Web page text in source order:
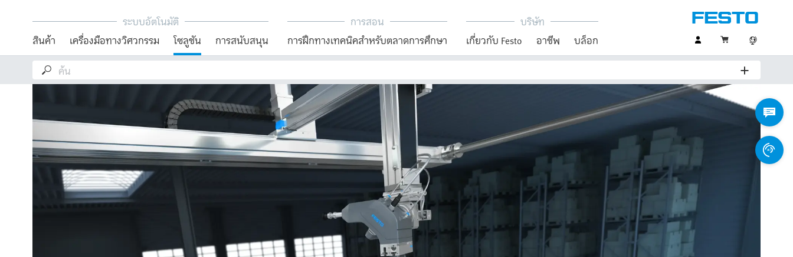
ระบบอัตโนมัติ
สินค้า
เครื่องมือทางวิศวกรรม โซลูชัน การสนับสนุน
การสอน
การฝึกทางเทคนิคสำหรับตลาดการศึกษา
บริษัท
เกี่ยวกับ Festo
อาชีพ บล็อก